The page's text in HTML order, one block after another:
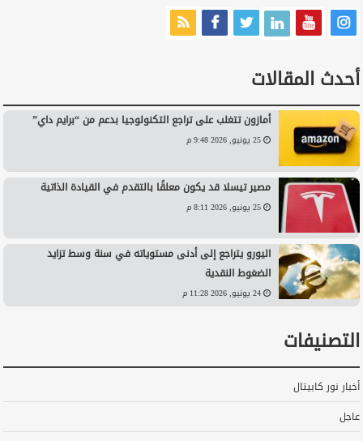
أحدث المقالات
أمازون تتغلب على تراجع التكنولوجيا بدعم من “برايم داي”
25 يونيو, 2026 9:48 م
مصير تيسلا قد يكون معلقًا بالتقدم في القيادة الذاتية
25 يونيو, 2026 8:11 م
اليورو يتراجع إلى أدنى مستوياته في سنة وسط تزايد
الضغوط النقدية
24 يونيو, 2026 11:28 م
التصنيفات
أخبار نور كابيتال
عاجل